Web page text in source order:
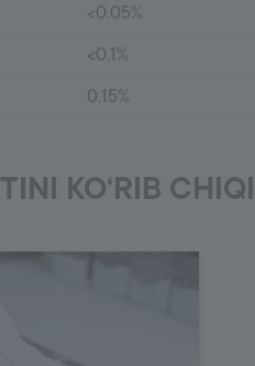
<0.05%
<0.1%
0.15%
KO‘RIB